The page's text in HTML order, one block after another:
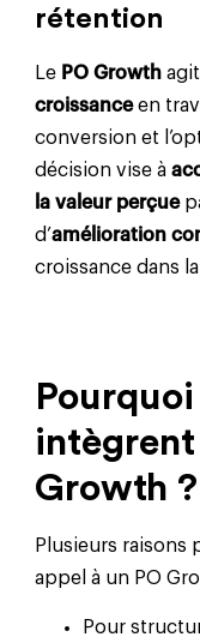
rétention
Le PO Growth
croissanceen
conversion et
décision vise à
la valeur perçue
d’amélioration
croissance dans
intègrent
Growth ?
Plusieurs raisons
appel à un PO
Pour